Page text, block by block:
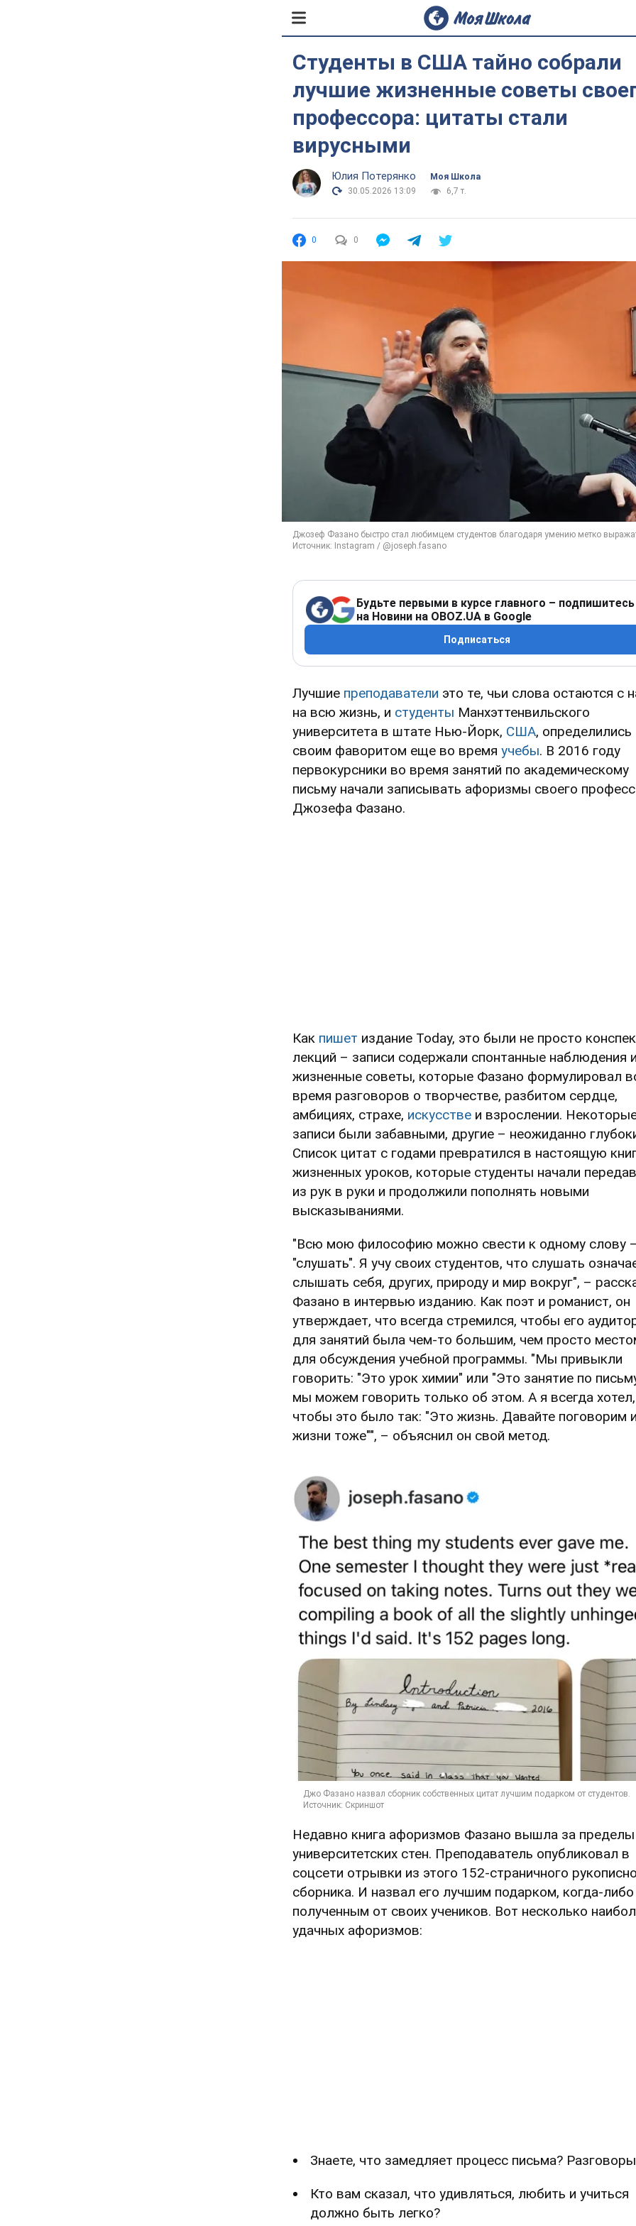
Студенты в США тайно собрали
лучшие жизненные советы
профессора: цитаты стали
вирусными
Юлия Потерянко
Моя Школа
30.05.2026 13:09
6,7 т.
0 0
Будьте первыми в курсе главного – подпишитесь
на Новини на OBOZ.UA в Google
Подписаться
Лучшие преподаватели это те, чьи слова остаются с
на всю жизнь, и студенты Манхэттенвильского
университета в штате Нью-Йорк, США, определились
своим фаворитом еще во время учебы. В 2016 году
первокурсники во время занятий по академическому
письму начали записывать афоризмы своего
Джозефа Фазано.
Как пишет издание Today, это были не просто
лекций – записи содержали спонтанные наблюдения
жизненные советы, которые Фазано формулировал
время разговоров о творчестве, разбитом сердце,
амбициях, страхе, искусстве и взрослении.
записи были забавными, другие – неожиданно
Список цитат с годами превратился в настоящую
жизненных уроков, которые студенты начали
из рук в руки и продолжили пополнять новыми
высказываниями.
"Всю мою философию можно свести к одному слову
"слушать". Я учу своих студентов, что слушать
слышать себя, других, природу и мир вокруг", –
Фазано в интервью изданию. Как поэт и романист, он
утверждает, что всегда стремился, чтобы его
для занятий была чем-то большим, чем просто
для обсуждения учебной программы. "Мы привыкли
говорить: "Это урок химии" или "Это занятие по
мы можем говорить только об этом. А я всегда хотел,
чтобы это было так: "Это жизнь. Давайте поговорим
жизни тоже"", – объяснил он свой метод.
Недавно книга афоризмов Фазано вышла за пределы
университетских стен. Преподаватель опубликовал в
соцсети отрывки из этого 152-страничного
сборника. И назвал его лучшим подарком, когда-либо
полученным от своих учеников. Вот несколько
удачных афоризмов:
Знаете, что замедляет процесс письма?
Кто вам сказал, что удивляться, любить и учиться
должно быть легко?